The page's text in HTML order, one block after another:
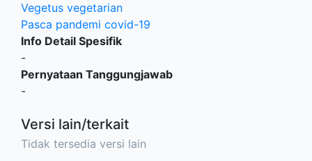
Vegetus vegetarian
Pasca pandemi covid-19
Info Detail Spesifik
-
Pernyataan Tanggungjawab
-
Versi lain/terkait
Tidak tersedia versi lain